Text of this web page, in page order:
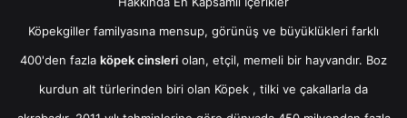
Köpekgiller familyasına mensup, görünüş ve büyüklükleri farklı
400'den fazla köpek cinsleri olan, etçil, memeli bir hayvandır. Boz
kurdun alt türlerinden biri olan Köpek , tilki ve çakallarla da